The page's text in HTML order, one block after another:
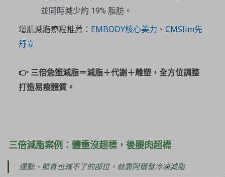
並同時減少約 19% 脂肪。
增肌減脂療程推薦： EMBODY核心美力 、CMSlim先
舒立
👉 三倍急塑減脂＝減脂＋代謝＋雕塑，全方位調整
打造易瘦體質。
三倍減脂案例：體重沒超標，後腰肉超標
運動、節食也減不了的部位，就靠阿爾發冷凍減脂